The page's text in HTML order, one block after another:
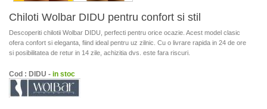
Chiloti Wolbar DIDU pentru confort si stil
Descoperiti chilotii Wolbar DIDU, perfecti pentru orice ocazie. Acest model clasic
ofera confort si eleganta, fiind ideal pentru uz zilnic. Cu o livrare rapida in 24 de ore
si posibilitatea de retur in 14 zile, achizitia dvs. este fara riscuri.
Cod : DIDU - in stoc